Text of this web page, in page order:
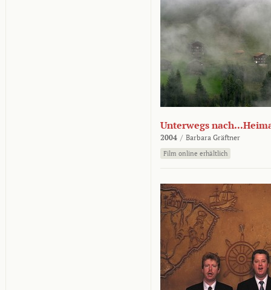
Unterwegs
2004 / Barbara Gräftner
Film online erhältlich